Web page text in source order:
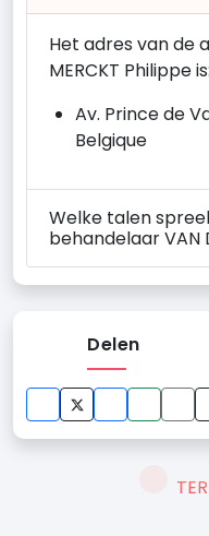
Het adres van de
MERCKT Philippe is:
Av. Prince de
Belgique
Welke talen
behandelaar VAN
Delen